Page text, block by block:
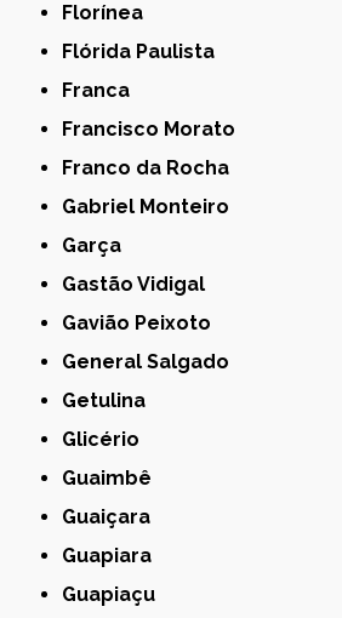
Florínea
Flórida Paulista
Franca
Francisco Morato
Franco da Rocha
Gabriel Monteiro
Garça
Gastão Vidigal
Gavião Peixoto
General Salgado
Getulina
Glicério
Guaimbê
Guaiçara
Guapiara
Guapiaçu